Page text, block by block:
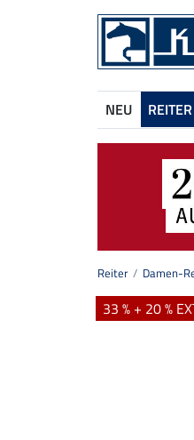
NEU REITER
Reiter Damen-
33 % + 20 %